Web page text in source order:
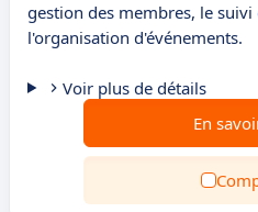
gestion des membres, le
l'organisation d'événements.
Voir plus de détails
En